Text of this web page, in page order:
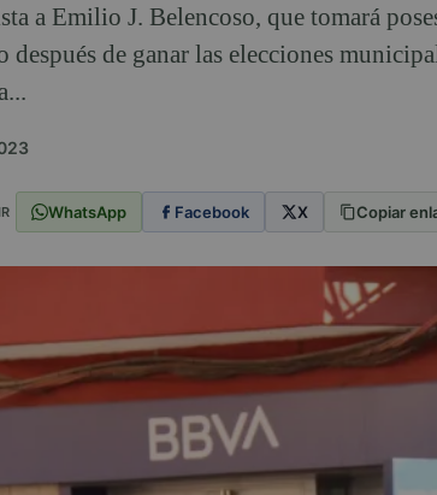
a Emilio J. Belencoso, que tomará
después de ganar las elecciones
WhatsApp Facebook X Copiar